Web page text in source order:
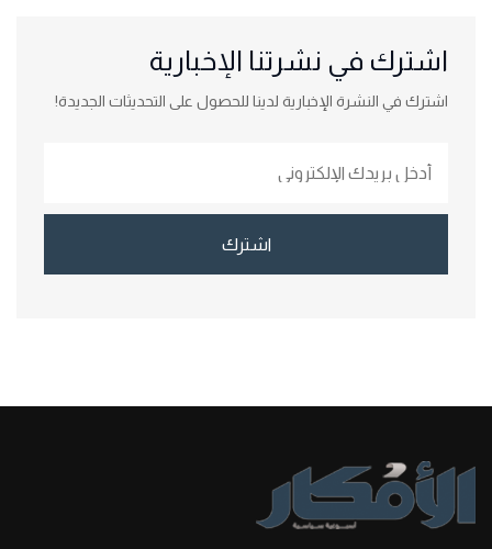
اشترك في نشرتنا الإخبارية
اشترك في النشرة الإخبارية لدينا للحصول على التحديثات الجديدة!
اشترك